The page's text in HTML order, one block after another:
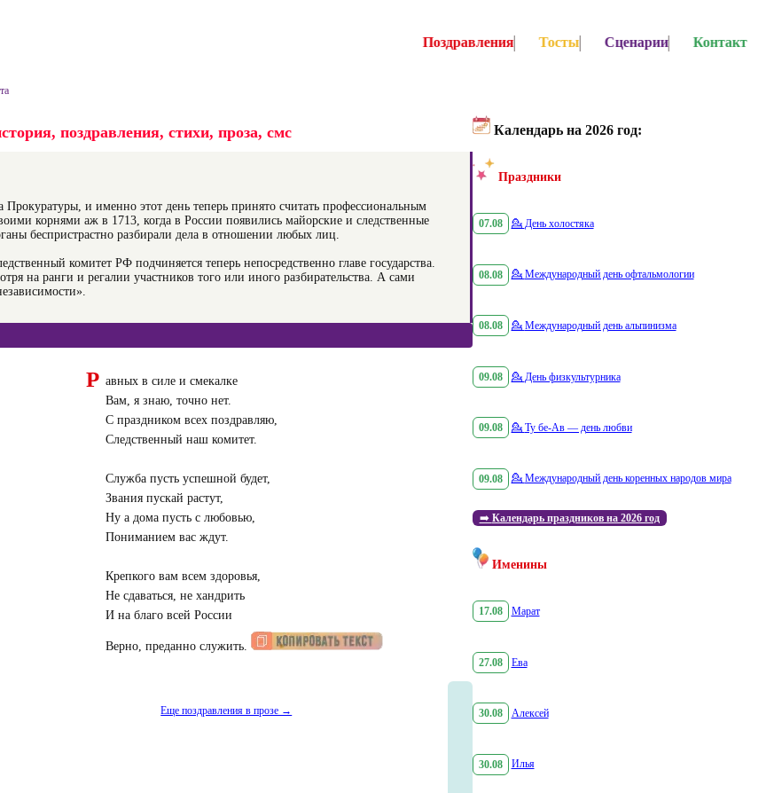
поздравления, стихи, проза, смс
и именно этот день теперь принято считать профессиональным
корнями аж в 1713, когда в России появились майорские и следственные
беспристрастно разбирали дела в отношении любых лиц.
комитет РФ подчиняется теперь непосредственно главе государства.
на ранги и регалии участников того или иного разбирательства. А сами
Р авных в силе и смекалке
Вам, я знаю, точно нет.
С праздником всех поздравляю,
Следственный наш комитет.
Служба пусть успешной будет,
Звания пускай растут,
Ну а дома пусть с любовью,
Пониманием вас ждут.
Крепкого вам всем здоровья,
Не сдаваться, не хандрить
И на благо всей России
Верно, преданно служить.
Еще поздравления в прозе →
Календарь на 2026 год:
Праздники
07.08 💁 День холостяка
08.08 💁 Международный день офтальмологии
08.08 💁 Международный день альпинизма
09.08 💁 День физкультурника
09.08 💁 Ту бе-Ав — день любви
09.08 💁 Международный день коренных народов мира
➡️ Календарь праздников на 2026 год
Именины
17.08 Марат
27.08 Ева
30.08 Алексей
30.08 Илья
Поздравления Тосты Сценарии Контакт